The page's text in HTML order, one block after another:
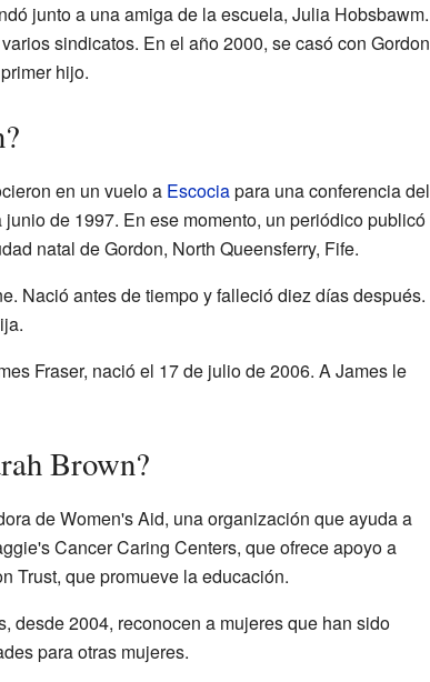
junto a una amiga de la escuela, Julia Hobsbawm.
sindicatos. En el año 2000, se casó con Gordon
hijo.
en un vuelo a Escociapara una conferencia del
de 1997. En ese momento, un periódico publicó
natal de Gordon, North Queensferry, Fife.
Nació antes de tiempo y falleció diez días después.
Fraser, nació el 17 de julio de 2006. A James le
Brown?
de Women's Aid, una organización que ayuda a
Cancer Caring Centers, que ofrece apoyo a
Trust, que promueve la educación.
desde 2004, reconocen a mujeres que han sido
para otras mujeres.